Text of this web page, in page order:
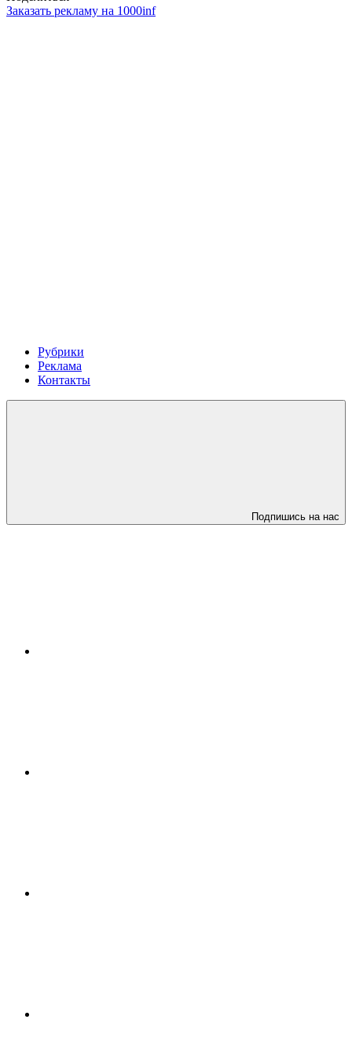
Заказать рекламу на 1000inf
Рубрики
Реклама
Контакты
Подпишись на нас